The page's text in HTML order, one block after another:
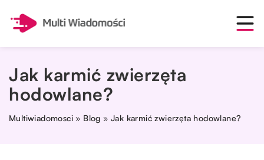
Jak karmić zwierzęta
hodowlane?
Multiwiadomosci » Blog »Jak karmić zwierzęta hodowlane?